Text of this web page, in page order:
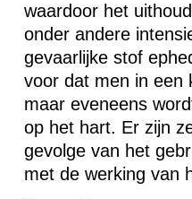
waardoor het
onder andere
gevaarlijke stof
voor dat men in een
maar eveneens
op het hart. Er zijn
gevolge van het
met de werking van